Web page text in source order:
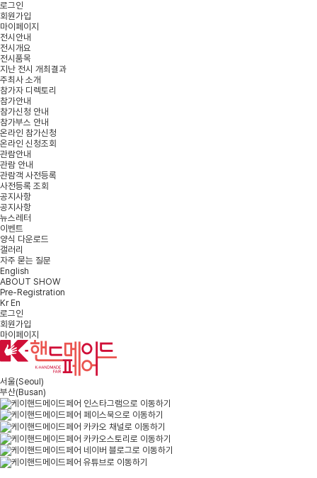
로그인
회원가입
마이페이지
전시안내
전시개요
전시품목
지난 전시 개최결과
주최사 소개
참가자 디렉토리
참가안내
참가신청 안내
참가부스 안내
온라인 참가신청
온라인 신청조회
관람안내
관람 안내
관람객 사전등록
사전등록 조회
공지사항
공지사항
뉴스레터
이벤트
양식 다운로드
갤러리
자주 묻는 질문
English
ABOUT SHOW
Pre-Registration
Kr En
로그인
회원가입
마이페이지
서울(Seoul)
부산(Busan)